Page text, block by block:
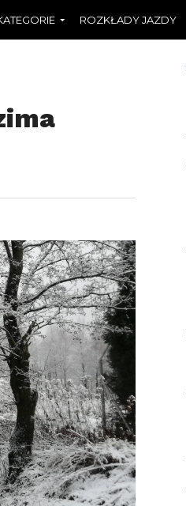
ROZKŁADY JAZDY